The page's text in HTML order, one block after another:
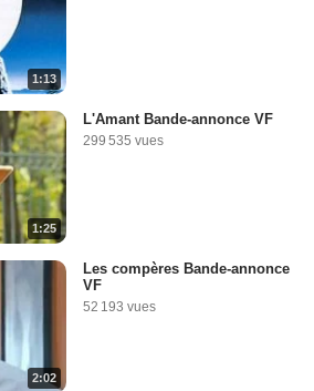
1:13
1:25
L'Amant Bande-annonce VF
299 535 vues
2:02
Les compères Bande-annonce
VF
52 193 vues